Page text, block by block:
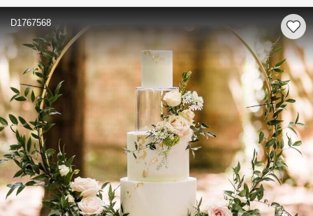
D1767568